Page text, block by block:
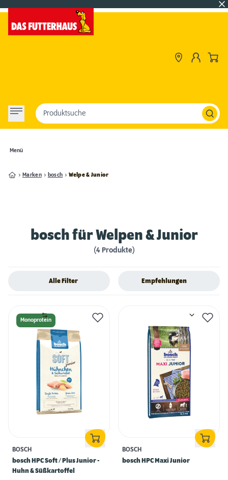
Menü
Produktsuche
Marken bosch Welpe & Junior
bosch für Welpen & Junior
(4 Produkte)
Alle Filter Empfehlungen
Monoprotein
BOSCH
bosch HPC Soft / Plus Junior -
Huhn & Süßkartoffel
BOSCH
bosch HPC Maxi Junior